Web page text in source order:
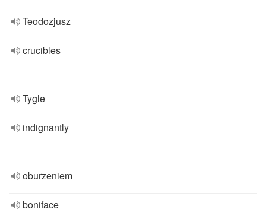
Teodozjusz
crucibles
Tygle
indignantly
oburzeniem
boniface